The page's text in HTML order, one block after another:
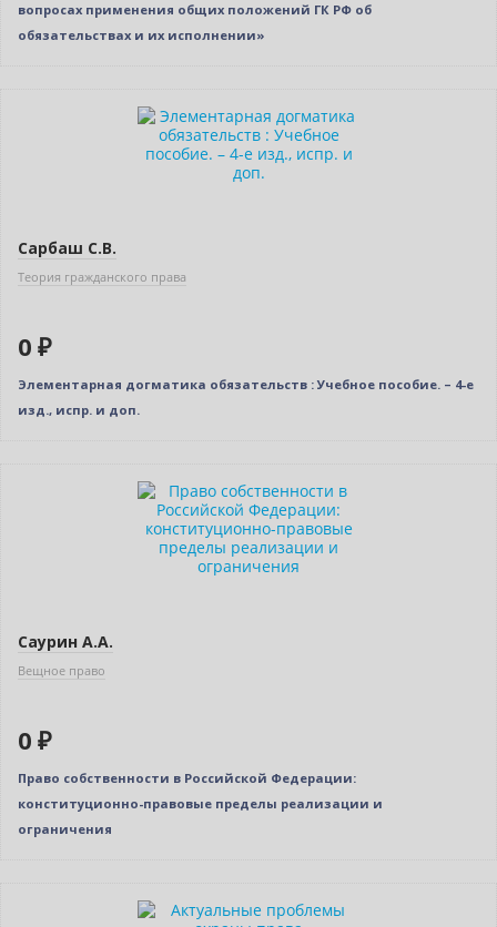
вопросах применения общих положений ГК РФ об
обязательствах и их исполнении»
Сарбаш С.В.
Теория гражданского права
0 ₽
Элементарная догматика обязательств : Учебное пособие. – 4-е
изд., испр. и доп.
Саурин А.А.
Вещное право
0 ₽
Право собственности в Российской Федерации:
конституционно-правовые пределы реализации и
ограничения